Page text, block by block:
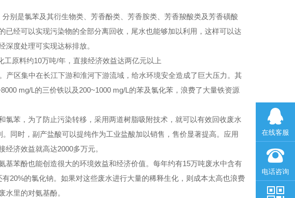
是氯苯及其衍生物类、芳香酚类、芳香胺类、芳香羧酸类及芳香磺酸
已经可以实现污染物的全部分离回收，尾水也能够加以利用，这样可以达
度处理可实现达标排放。
原料约10万吨/年，直接经济效益达两亿元以上
区集中在长江下游和淮河下游流域，给水环境安全造成了巨大压力。其
mg/L的三价铁以及200~1000 mg/L的苯及氯化苯，浪费了大量铁资源
苯，为了防止污染转移，采用两道树脂吸附技术，就可以有效回收废水
同时，副产盐酸可以提纯作为工业盐酸加以销售，售价显著提高。应用
济效益就高达2000多万元。
苯酚也能创造很大的环境效益和经济价值。每年约有15万吨废水中含有
20%的氯化钠。如果对这些废水进行大量的稀释生化，则成本太高也浪费
水里的对氨基酚。
在线客服
电话咨询
在线客服
电话咨询